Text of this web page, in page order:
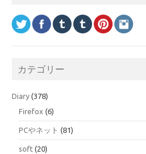
カテゴリー
Diary (378)
Firefox (6)
PCやネット (81)
soft (20)